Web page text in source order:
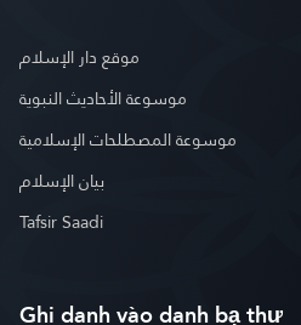
موقع دار الإسلام
موسوعة الأحاديث النبوية
موسوعة المصطلحات الإسلامية
بيان الإسلام
Tafsir Saadi
Ghi danh vào danh bạ thư